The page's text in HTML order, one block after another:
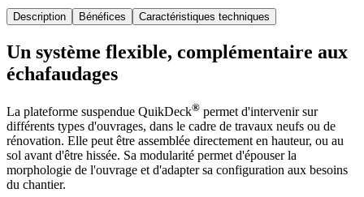
Description Bénéfices Caractéristiques techniques
Un système flexible, complémentaire aux
échafaudages
La plateforme suspendue QuikDeck® permet d'intervenir sur
différents types d'ouvrages, dans le cadre de travaux neufs ou de
rénovation. Elle peut être assemblée directement en hauteur, ou au
sol avant d'être hissée. Sa modularité permet d'épouser la
morphologie de l'ouvrage et d'adapter sa configuration aux besoins
du chantier.